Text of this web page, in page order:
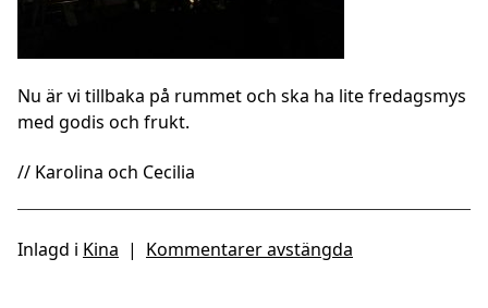
Nu är vi tillbaka på rummet och ska ha lite fredagsmys
med godis och frukt.
// Karolina och Cecilia
Inlagd i Kina | Kommentarer avstängda